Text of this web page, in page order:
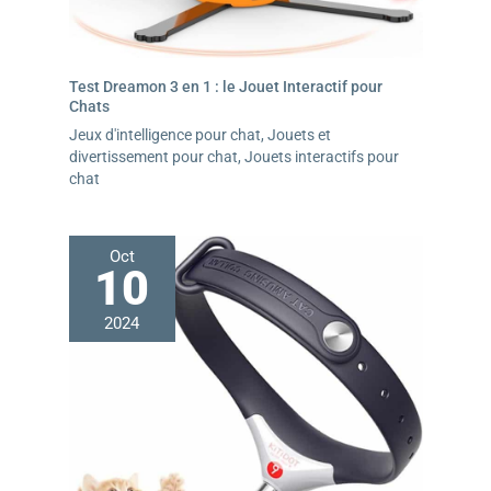
environnement de vie plus harmonieux, esthétique et
fonctionnel. Son design élégant et stylé s'intègre
parfaitement à divers styles d'intérieur, ajoutant un
Test Dreamon 3 en 1 : le Jouet Interactif pour
Chats
Jeux d'intelligence pour chat, Jouets et
divertissement pour chat, Jouets interactifs pour
chat
Oct
10
2024